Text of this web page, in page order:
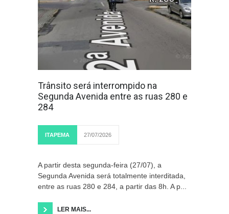
Trânsito será interrompido na
Segunda Avenida entre as ruas 280 e
284
ITAPEMA 27/07/2026
A partir desta segunda-feira (27/07), a
Segunda Avenida será totalmente interditada,
entre as ruas 280 e 284, a partir das 8h. A p...
LER MAIS...